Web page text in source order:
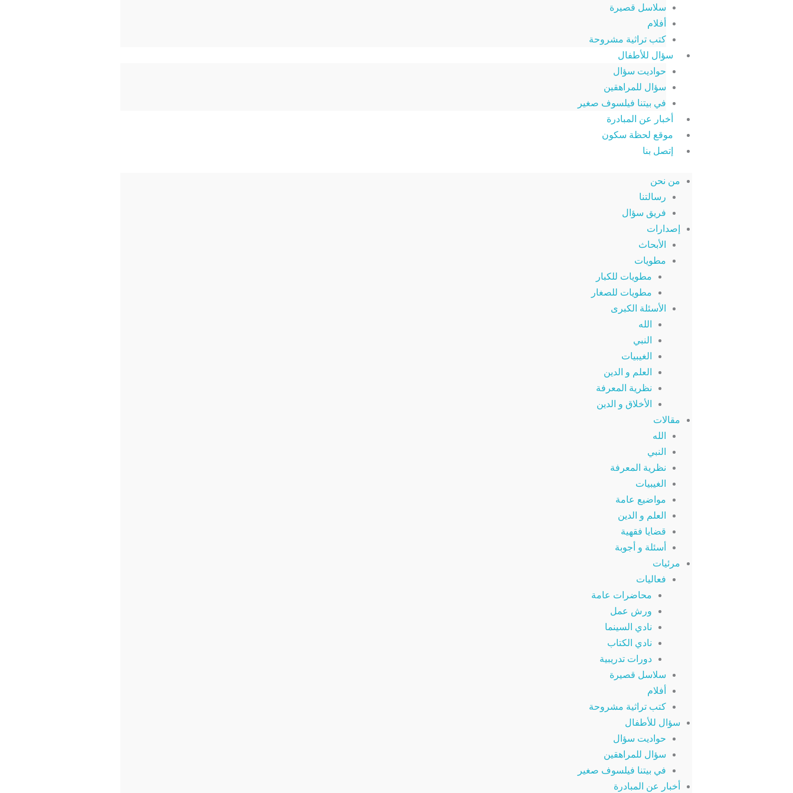
سلاسل قصيرة
أفلام
كتب تراثية مشروحة
سؤال للأطفال
حواديت سؤال
سؤال للمراهقين
في بيتنا فيلسوف صغير
أخبار عن المبادرة
موقع لحظة سكون
إتصل بنا
من نحن
رسالتنا
فريق سؤال
إصدارات
الأبحاث
مطويات
مطويات للكبار
مطويات للصغار
الأسئلة الكبرى
الله
النبي
الغيبيات
العلم و الدين
نظرية المعرفة
الأخلاق و الدين
مقالات
الله
النبي
نظرية المعرفة
الغيبيات
مواضيع عامة
العلم و الدين
قضايا فقهية
أسئلة و أجوبة
مرئيات
فعاليات
محاضرات عامة
ورش عمل
نادي السينما
نادي الكتاب
دورات تدريبية
سلاسل قصيرة
أفلام
كتب تراثية مشروحة
سؤال للأطفال
حواديت سؤال
سؤال للمراهقين
في بيتنا فيلسوف صغير
أخبار عن المبادرة